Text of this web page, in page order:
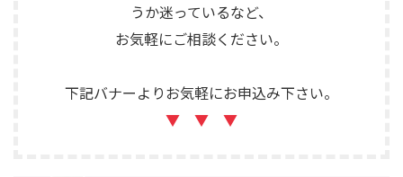
うか迷っているなど、
お気軽にご相談ください。
下記バナーよりお気軽にお申込み下さい。
▼ ▼ ▼